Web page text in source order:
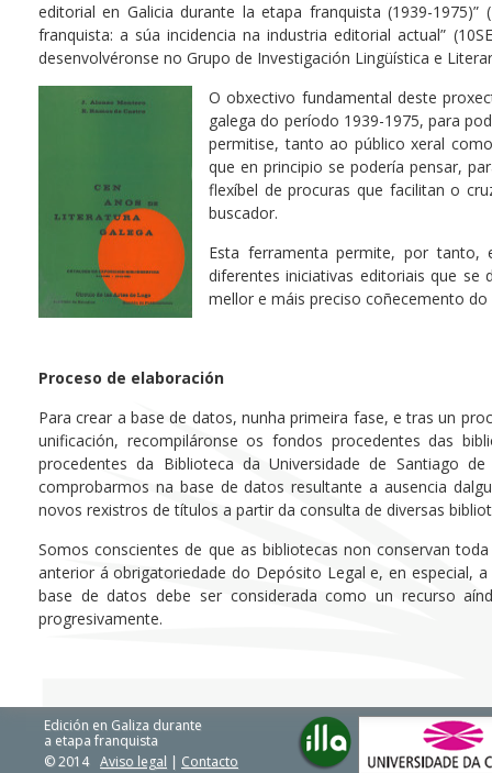
editorial en Galicia durante la etapa franquista (1939-
franquista: a súa incidencia na industria editorial actual”
desenvolvéronse no Grupo de Investigación Lingüística e
O obxectivo fundamental deste
galega do período 1939-1975, para
permitise, tanto ao público xeral
que en principio se podería pensar,
flexíbel de procuras que facilitan o
buscador.
Esta ferramenta permite, por tanto,
diferentes iniciativas editoriais que
mellor e máis preciso coñecemento
Proceso de elaboración
Para crear a base de datos, nunha primeira fase, e tras un
unificación, recompiláronse os fondos procedentes das
procedentes da Biblioteca da Universidade de Santiago
comprobarmos na base de datos resultante a ausencia
novos rexistros de títulos a partir da consulta de diversas
Somos conscientes de que as bibliotecas non conservan
anterior á obrigatoriedade do Depósito Legal e, en especial,
base de datos debe ser considerada como un recurso
progresivamente.
Edición en Galiza durante
a etapa franquista
© 2014 Aviso legal | Contacto